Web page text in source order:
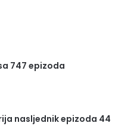
747 epizoda
nasljednik epizoda 44